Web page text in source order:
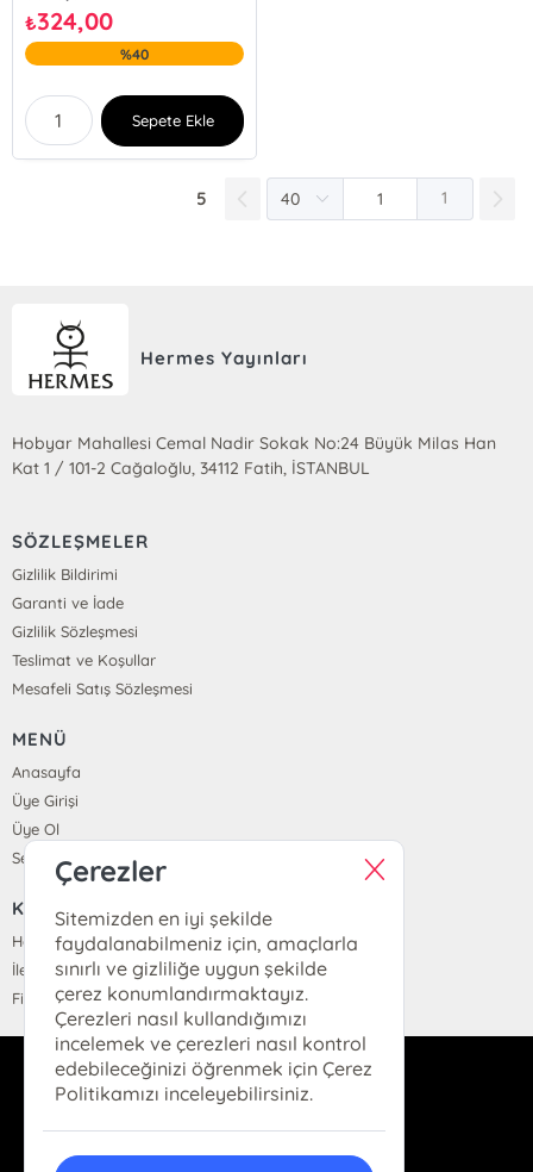
₺324,00
%40
Sepete Ekle
5 1
Hermes Yayınları
Hobyar Mahallesi Cemal Nadir Sokak No:24 Büyük Milas Han
Kat 1 / 101-2 Cağaloğlu, 34112 Fatih, İSTANBUL
SÖZLEŞMELER
Gizlilik Bildirimi
Garanti ve İade
Gizlilik Sözleşmesi
Teslimat ve Koşullar
Mesafeli Satış Sözleşmesi
MENÜ
Anasayfa
Üye Girişi
Üye Ol
Sepetim
KURUMSAL
Hakkımızda
İletişim
Fiyat Listesi
dukkan@hermeskitap.com
0(212)-519-93-79
Çerezler
Sitemizden en iyi şekilde
faydalanabilmeniz için, amaçlarla
sınırlı ve gizliliğe uygun şekilde
çerez konumlandırmaktayız.
Çerezleri nasıl kullandığımızı
incelemek ve çerezleri nasıl kontrol
edebileceğinizi öğrenmek için Çerez
Politikamızı inceleyebilirsiniz.